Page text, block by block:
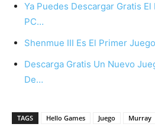
Ya Puedes Descargar Gratis
PC…
Shenmue III Es El Primer
Descarga Gratis Un Nuevo
De…
TAGS Hello Games Juego Murray